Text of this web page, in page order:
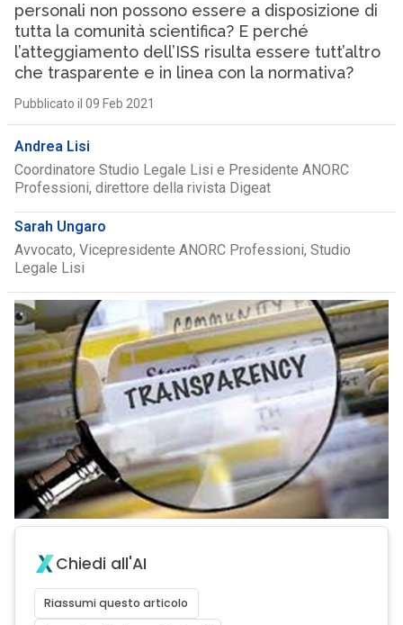
personali non possono essere a disposizione di
tutta la comunità scientifica? E perché
l’atteggiamento dell’ISS risulta essere tutt’altro
che trasparente e in linea con la normativa?
Pubblicato il 09 Feb 2021
Andrea Lisi
Coordinatore Studio Legale Lisi e Presidente ANORC
Professioni, direttore della rivista Digeat
Sarah Ungaro
Avvocato, Vicepresidente ANORC Professioni, Studio
Legale Lisi
Chiedi all'AI
Riassumi questo articolo